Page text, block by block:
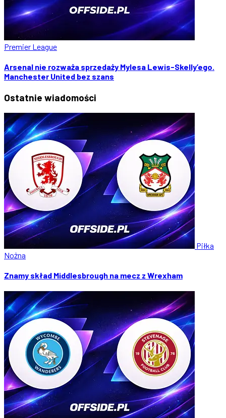
Premier League
Arsenal nie rozważa sprzedaży Mylesa Lewis-Skelly’ego.
Manchester United bez szans
Ostatnie wiadomości
Piłka
Nożna
Znamy skład Middlesbrough na mecz z Wrexham